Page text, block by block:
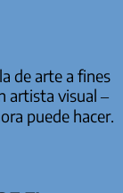
de arte a fines
artista visual –
puede hacer.